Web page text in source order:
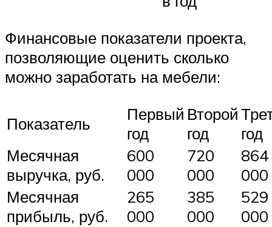
Финансовые показатели проекта,
позволяющие оценить сколько
можно заработать на мебели:
Показатель
Первый
год
Второй
год
год
Месячная
выручка, руб.
600
000
720
000
864
000
Месячная
прибыль, руб.
265
000
385
000
529
000